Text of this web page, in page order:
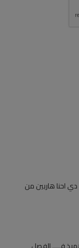
احنا هاربين من